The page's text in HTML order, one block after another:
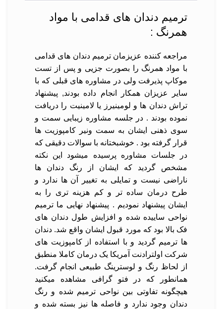
ترمیم دندان های قدامی با مواد
همرنگ :
مراجعه کننده عزیزمان ترمیم دندان های قدامی
با مواد همرنگ را بصورت جزیی و پس از تست
موکاپ پذیرفت ولی در مشاوره های قبلی که با
سایر عزیزان همکار انجام داده بودند, پیشنهاد
تراش دندان ها و لومینیرز یا لامینیت را دریافت
نموده بودند . در جلسه مشاوره زیبایی سمت و
سوی ذهنی ایشان به سمت ونیر کامپوزیت ها
قرار گرفته بود . خوشبختانه با سوالات دقیقی که
در جلسات مشاوره پرسیده میشود این نکته
مشخص گردید که ایشان از رنگ دندان ها
ناراضی نیست و تمایلی به تغییر آن ها ندارد و
طرح درمان ساده تر و کم هزینه تری را به
ایشان پیشنهاد نمودیم . پیشنهاد نهایی ما ترمیم
نواحی ساییده شده و افزایش طول دندان های
فک بالا بود که مورد قبول ایشان واقع شد. دندان
ها ترمیم گردید و با استفاده از کامپوزیت های
شرکت اولترادنت آمریکا یک درمان کاملا منطبق
از لحاظ رنگ و لوسترینگ طبیعی انجام گرفت.
همانطور که در فتو گرافی مشاهده میکنید
هیچگونه تفاوتی بین نواحی ترمیم شده و رنگ
دندان وجود ندارد و فاصله ها نیز بسته شده و